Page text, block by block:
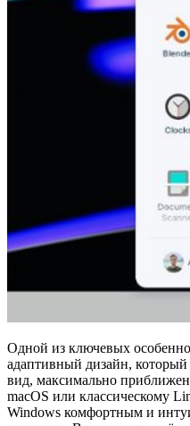
Одной из ключевых
адаптивный дизайн,
вид, максимально
macOS или классическому
Windows комфортным и